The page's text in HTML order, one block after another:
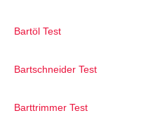
Bartöl Test
Bartschneider Test
Barttrimmer Test